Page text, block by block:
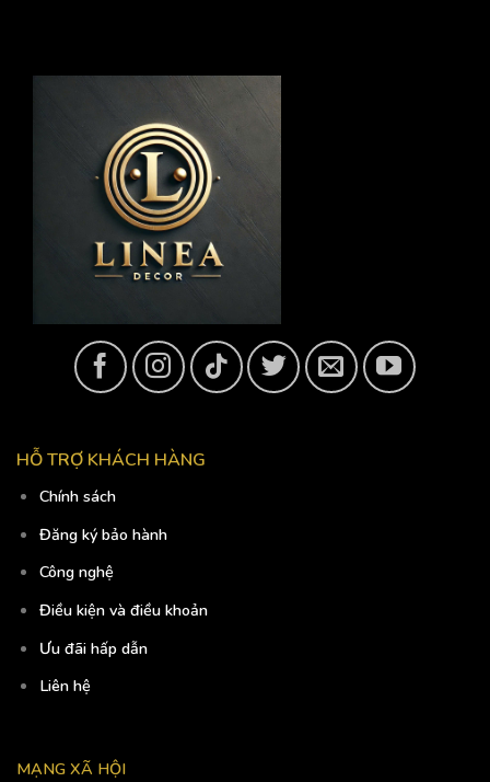
HỖ TRỢ KHÁCH HÀNG
Chính sách
Đăng ký bảo hành
Công nghệ
Điều kiện và điều khoản
Ưu đãi hấp dẫn
Liên hệ
MẠNG XÃ HỘI